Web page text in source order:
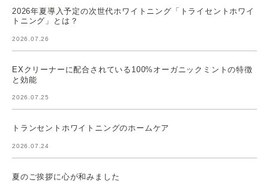
2026年夏導入予定の次世代ホワイトニング「トライセントホワイ
トニング」とは？
2026.07.26
EXクリーナーに配合されている100%オーガニックミントの特徴
と効能
2026.07.25
トランセントホワイトニングのホームケア
2026.07.24
夏のご挨拶に心が和みました